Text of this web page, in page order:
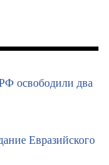
освободили два
Евразийского